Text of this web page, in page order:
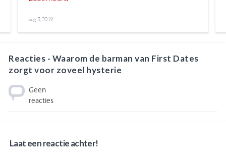
jul 31, 2019
Reacties - Waarom de barman van First Dates
zorgt voor zoveel hysterie
Geen
reacties
Laat een reactie achter!